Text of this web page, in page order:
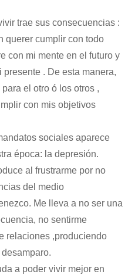
trae sus consecuencias :
querer cumplir con todo
con mi mente en el futuro y
. De esta manera,
el otro ó los otros ,
con mis objetivos
sociales aparece
época: la depresión.
al frustrarme por no
del medio
Me lleva a no ser una
no sentirme
relaciones ,produciendo
a poder vivir mejor en